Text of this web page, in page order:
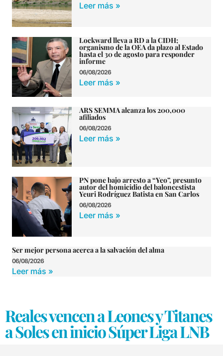
Leer más »
Lockward lleva a RD a la CIDH;
organismo de la OEA da plazo al Estado
hasta el 30 de agosto para responder
informe
06/08/2026
Leer más »
ARS SEMMA alcanza los 200,000
afiliados
06/08/2026
Leer más »
PN pone bajo arresto a “Yeo”, presunto
autor del homicidio del baloncestista
Yeuri Rodríguez Batista en San Carlos
06/08/2026
Leer más »
Ser mejor persona acerca a la salvación del alma
06/08/2026
Leer más »
Reales vencen a Leones y Titanes
a Soles en inicio Súper Liga LNB